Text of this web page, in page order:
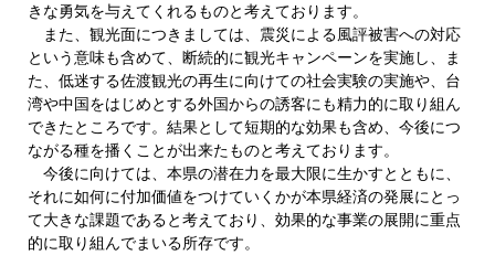
きな勇気を与えてくれるものと考えております。
また、観光面につきましては、震災による風評被害への対応
という意味も含めて、断続的に観光キャンペーンを実施し、ま
た、低迷する佐渡観光の再生に向けての社会実験の実施や、台
湾や中国をはじめとする外国からの誘客にも精力的に取り組ん
できたところです。結果として短期的な効果も含め、今後につ
ながる種を播くことが出来たものと考えております。
今後に向けては、本県の潜在力を最大限に生かすとともに、
それに如何に付加価値をつけていくかが本県経済の発展にとっ
て大きな課題であると考えており、効果的な事業の展開に重点
的に取り組んでまいる所存です。